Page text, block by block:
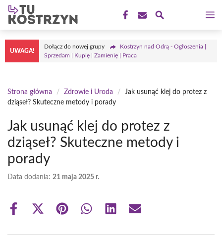
Przejdź
treści
UWAGA!
Dołącz do nowej grupy
Kostrzyn nad Odrą - Ogłoszenia |
Sprzedam | Kupię | Zamienię | Praca
Strona główna / Zdrowie i Uroda /
Jak usunąć klej do protez z
dziąseł? Skuteczne metody i porady
Jak usunąć klej do protez z
dziąseł? Skuteczne metody i
porady
Data dodania: 21 maja 2025 r.
Share
Share
(Twitter)
Share Share Share Share